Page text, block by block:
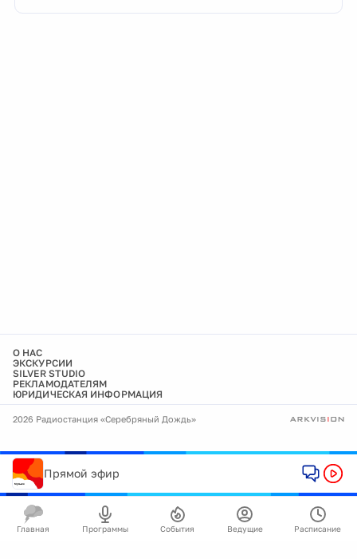
О НАС
ЭКСКУРСИИ
SILVER STUDIO
РЕКЛАМОДАТЕЛЯМ
ЮРИДИЧЕСКАЯ ИНФОРМАЦИЯ
2026 Радиостанция «Серебряный Дождь»
Прямой эфир
Главная Программы События Ведущие Расписание